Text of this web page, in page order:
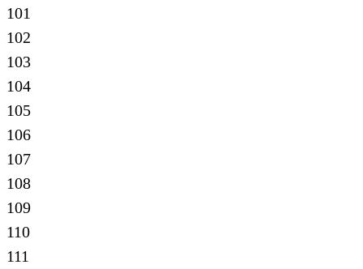
101
102
103
104
105
106
107
108
109
110
111